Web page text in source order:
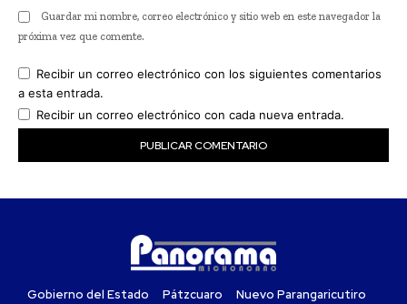
Guardar mi nombre, correo electrónico y sitio web en este navegador la
próxima vez que comente.
Recibir un correo electrónico con los siguientes comentarios
a esta entrada.
Recibir un correo electrónico con cada nueva entrada.
Gobierno del Estado Pátzcuaro
Nuevo Parangaricutiro